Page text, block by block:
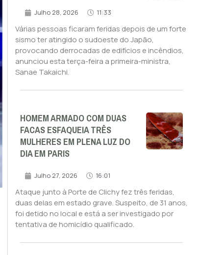
Julho 28, 2026 11:33
Várias pessoas ficaram feridas depois de um forte
sismo ter atingido o sudoeste do Japão,
provocando derrocadas de edifícios e incêndios,
anunciou esta terça-feira a primeira-ministra,
Sanae Takaichi.
HOMEM ARMADO COM DUAS
FACAS ESFAQUEIA TRÊS
MULHERES EM PLENA LUZ DO
DIA EM PARIS
Julho 27, 2026 16:01
Ataque junto à Porte de Clichy fez três feridas,
duas delas em estado grave. Suspeito, de 31 anos,
foi detido no local e está a ser investigado por
tentativa de homicídio qualificado.